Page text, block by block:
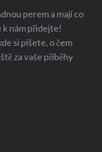
perem a mají co
k nám přidejte!
si píšete, o čem
za vaše příběhy